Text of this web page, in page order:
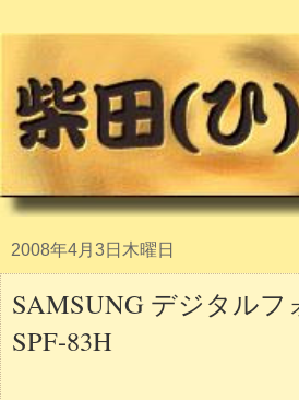
2008年4月3日木曜日
SAMSUNG デジタルフ
SPF-83H